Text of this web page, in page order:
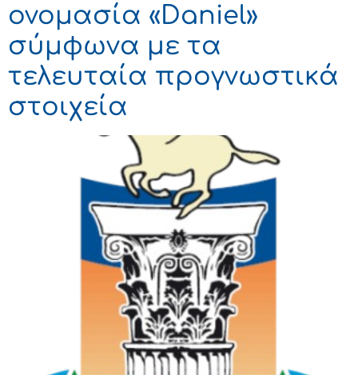
ονομασία «Daniel»
σύμφωνα με τα
τελευταία προγνωστικά
στοιχεία